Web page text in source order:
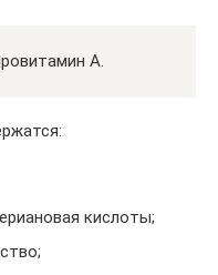
А.
кислоты;